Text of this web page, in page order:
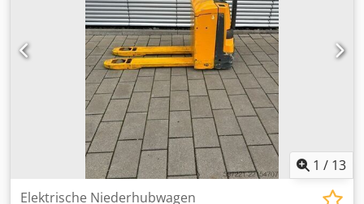
1 / 13
Elektrische Niederhubwagen